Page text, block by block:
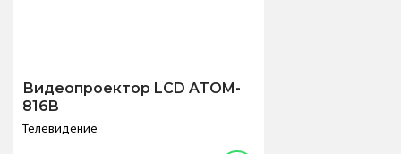
Видеопроектор LCD ATOM-
816B
Телевидение